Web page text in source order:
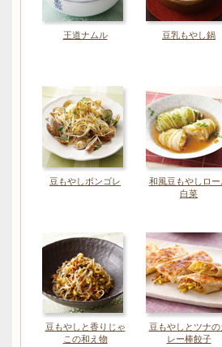
王道ナムル 豆乳もやし鍋
豆もやしボンゴレ
和風豆もやしロー
白菜
豆もやしと香りじゃ
この和え物
豆もやしとツナの
レー棒餃子